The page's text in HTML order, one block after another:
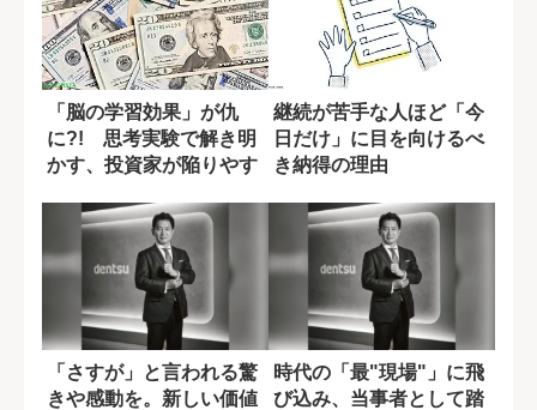
「脳の学習効果」が仇
に?! 思考実験で解き明
かす、投資家が陥りやす
継続が苦手な人ほど「今
日だけ」に目を向けるべ
き納得の理由
「さすが」と言われる驚
きや感動を。新しい価値
時代の「最"現場"」に飛
び込み、当事者として踏